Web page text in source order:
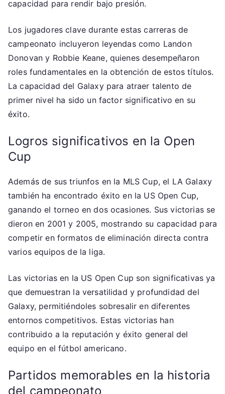
capacidad para rendir bajo presión.
Los jugadores clave durante estas carreras de
campeonato incluyeron leyendas como Landon
Donovan y Robbie Keane, quienes desempeñaron
roles fundamentales en la obtención de estos títulos.
La capacidad del Galaxy para atraer talento de
primer nivel ha sido un factor significativo en su
éxito.
Logros significativos en la Open
Cup
Además de sus triunfos en la MLS Cup, el LA Galaxy
también ha encontrado éxito en la US Open Cup,
ganando el torneo en dos ocasiones. Sus victorias se
dieron en 2001 y 2005, mostrando su capacidad para
competir en formatos de eliminación directa contra
varios equipos de la liga.
Las victorias en la US Open Cup son significativas ya
que demuestran la versatilidad y profundidad del
Galaxy, permitiéndoles sobresalir en diferentes
entornos competitivos. Estas victorias han
contribuido a la reputación y éxito general del
equipo en el fútbol americano.
Partidos memorables en la historia
del campeonato